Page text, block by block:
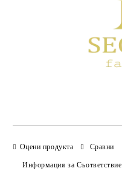
Оцени продукта Сравни
Информация за Съответствие